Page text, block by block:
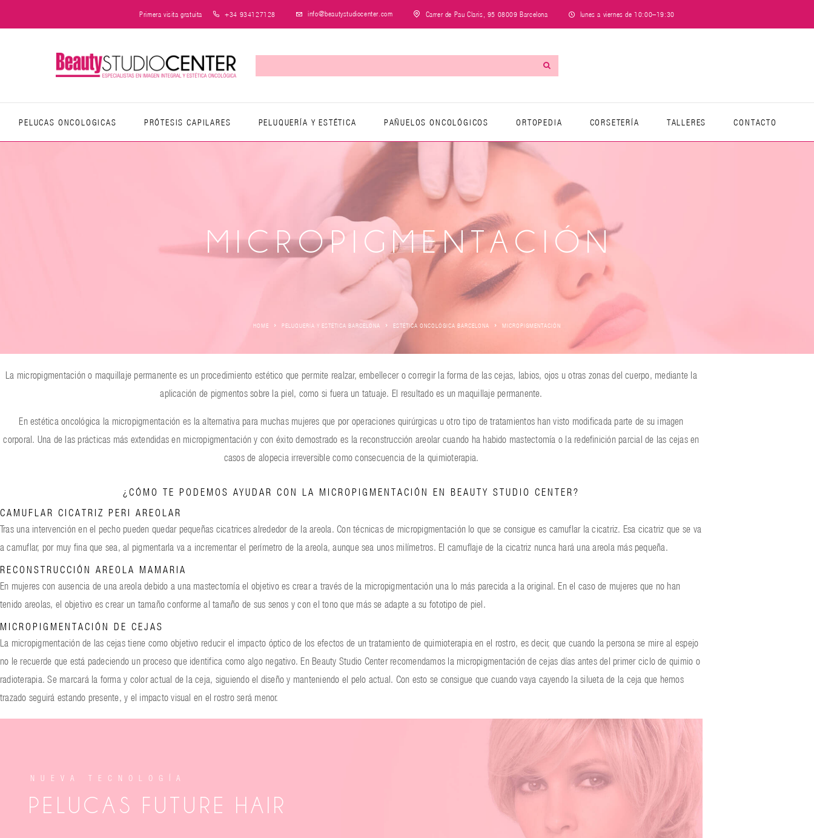
Primera visita gratuita +34 934127128 info@beautystudiocenter.com Carrer de Pau Claris, 95 08009 Barcelona lunes a viernes de 10:00–19:30
PELUCAS ONCOLOGICAS PRÓTESIS CAPILARES PELUQUERÍA Y ESTÉTICA PAÑUELOS ONCOLÓGICOS ORTOPEDIA CORSETERÍA TALLERES CONTACTO
MICROPIGMENTACIÓN
HOME PELUQUERÍA Y ESTÉTICA BARCELONA ESTÉTICA ONCOLÓGICA BARCELONA MICROPIGMENTACIÓN
La micropigmentación o maquillaje permanente es un procedimiento estético que permite realzar, embellecer o corregir la forma de las cejas, labios, ojos u otras zonas del cuerpo, mediante la
aplicación de pigmentos sobre la piel, como si fuera un tatuaje. El resultado es un maquillaje permanente.
En estética oncológica la micropigmentación es la alternativa para muchas mujeres que por operaciones quirúrgicas u otro tipo de tratamientos han visto modificada parte de su imagen
corporal. Una de las prácticas más extendidas en micropigmentación y con éxito demostrado es la reconstrucción areolar cuando ha habido mastectomía o la redefinición parcial de las cejas en
casos de alopecia irreversible como consecuencia de la quimioterapia.
¿CÓMO TE PODEMOS AYUDAR CON LA MICROPIGMENTACIÓN EN BEAUTY STUDIO CENTER?
CAMUFLAR CICATRIZ PERI AREOLAR
Tras una intervención en el pecho pueden quedar pequeñas cicatrices alrededor de la areola. Con técnicas de micropigmentación lo que se consigue es camuflar la cicatriz. Esa cicatriz que se va
a camuflar, por muy fina que sea, al pigmentarla va a incrementar el perímetro de la areola, aunque sea unos milímetros. El camuflaje de la cicatriz nunca hará una areola más pequeña.
RECONSTRUCCIÓN AREOLA MAMARIA
En mujeres con ausencia de una areola debido a una mastectomía el objetivo es crear a través de la micropigmentación una lo más parecida a la original. En el caso de mujeres que no han
tenido areolas, el objetivo es crear un tamaño conforme al tamaño de sus senos y con el tono que más se adapte a su fototipo de piel.
MICROPIGMENTACIÓN DE CEJAS
La micropigmentación de las cejas tiene como objetivo reducir el impacto óptico de los efectos de un tratamiento de quimioterapia en el rostro, es decir, que cuando la persona se mire al espejo
no le recuerde que está padeciendo un proceso que identifica como algo negativo. En Beauty Studio Center recomendamos la micropigmentación de cejas días antes del primer ciclo de quimio o
radioterapia. Se marcará la forma y color actual de la ceja, siguiendo el diseño y manteniendo el pelo actual. Con esto se consigue que cuando vaya cayendo la silueta de la ceja que hemos
trazado seguirá estando presente, y el impacto visual en el rostro será menor.
NUEVA TECNOLOGÍA
PELUCAS FUTURE HAIR